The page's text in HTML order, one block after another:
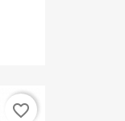
favorite_border